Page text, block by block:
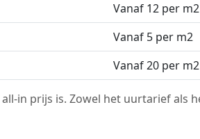
Vanaf 12 per m2
Vanaf 5 per m2
Vanaf 20 per m2
in prijs is. Zowel het uurtarief als